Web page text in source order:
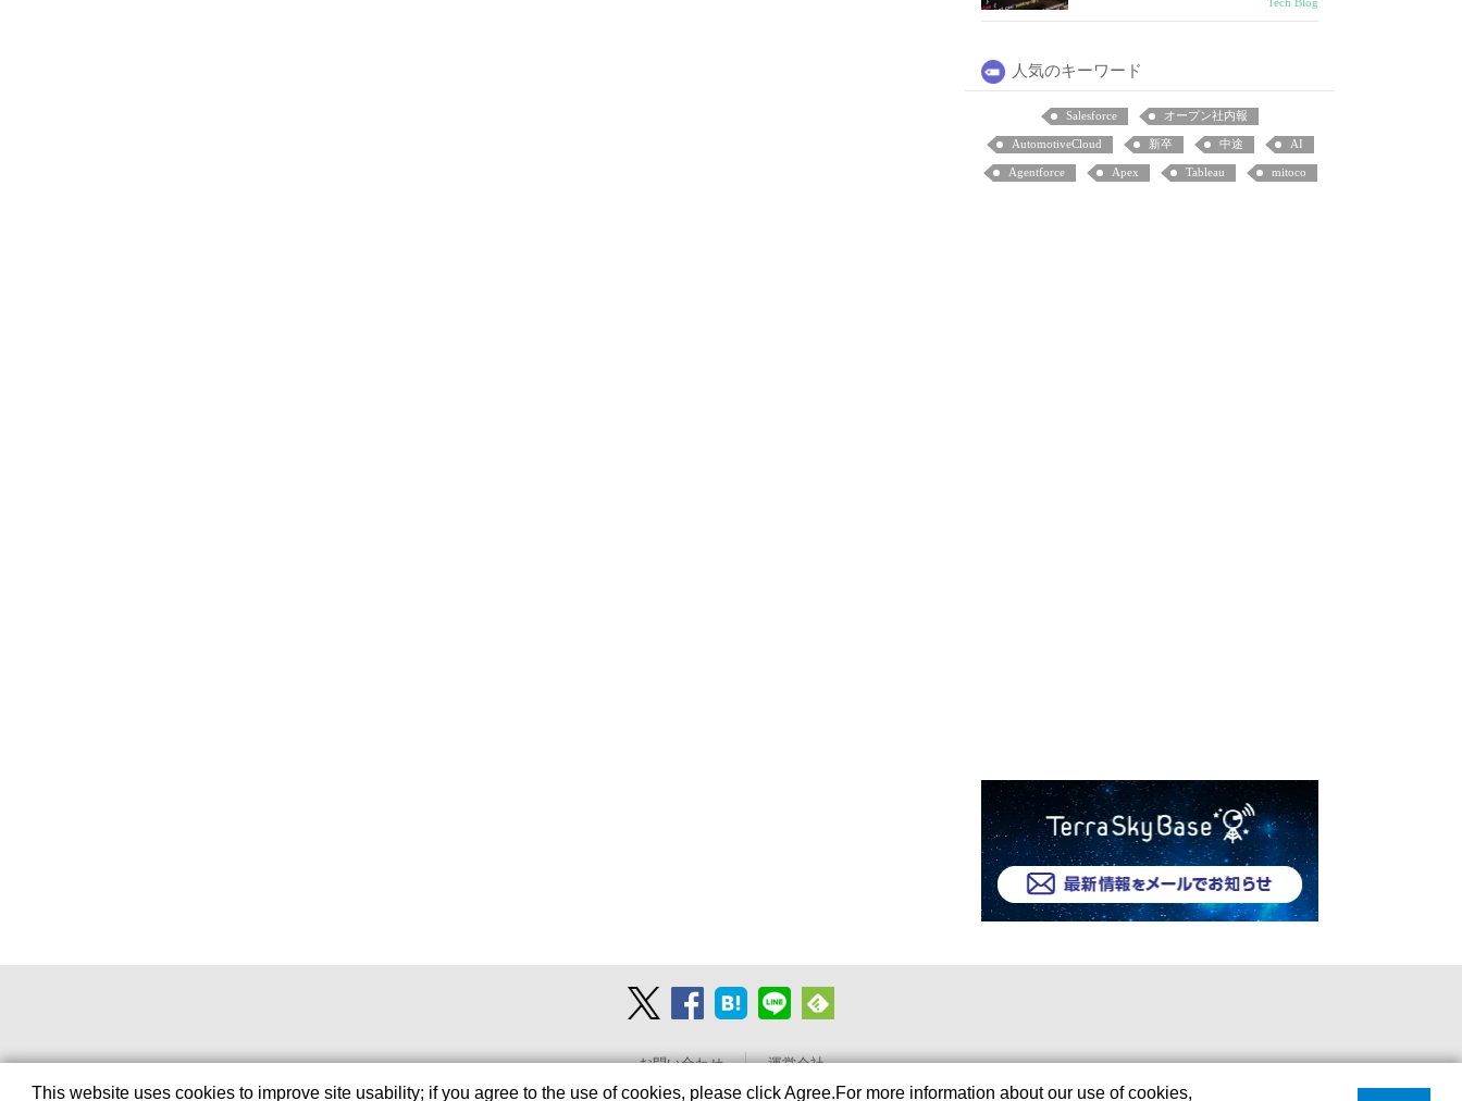
Tech Blog
人気のキーワード
Salesforce オープン社内報
AutomotiveCloud 新卒 中途 AI
Agentforce Apex Tableau mitoco
お問い合わせ 運営会社
This website uses cookies to improve site usability; if you agree to the use of cookies, please click Agree.For more information about our use of cookies,